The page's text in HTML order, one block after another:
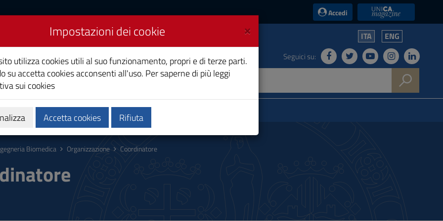
Accedi UniCA News
ITA ENG
Seguici su:
Calendari e orari Qualità e miglioramento
Biomedica Organizzazione Coordinatore
×
Impostazioni dei cookie
utilizza cookies utili al suo funzionamento, propri e di terze parti.
su accetta cookies acconsenti all'uso. Per saperne di più leggi
sui cookies
Accetta cookies Rifiuta